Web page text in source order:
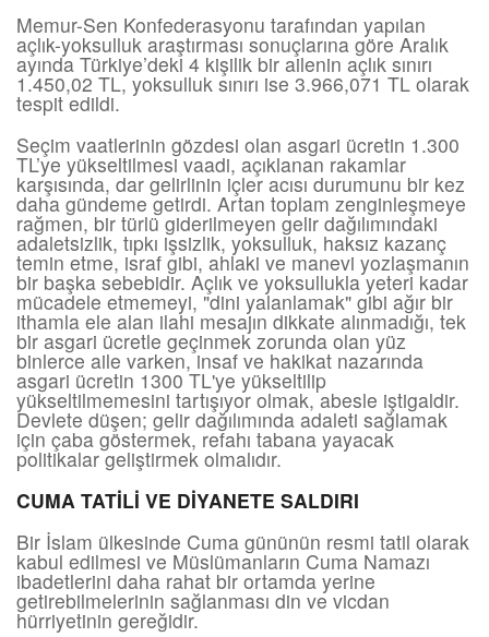
Memur-Sen Konfederasyonu tarafından yapılan
açlık-yoksulluk araştırması sonuçlarına göre Aralık
ayında Türkiye’deki 4 kişilik bir ailenin açlık sınırı
1.450,02 TL, yoksulluk sınırı ise 3.966,071 TL olarak
tespit edildi.
Seçim vaatlerinin gözdesi olan asgari ücretin 1.300
TL’ye yükseltilmesi vaadi, açıklanan rakamlar
karşısında, dar gelirlinin içler acısı durumunu bir kez
daha gündeme getirdi. Artan toplam zenginleşmeye
rağmen, bir türlü giderilmeyen gelir dağılımındaki
adaletsizlik, tıpkı işsizlik, yoksulluk, haksız kazanç
temin etme, israf gibi, ahlaki ve manevi yozlaşmanın
bir başka sebebidir. Açlık ve yoksullukla yeteri kadar
mücadele etmemeyi, "dini yalanlamak" gibi ağır bir
ithamla ele alan ilahi mesajın dikkate alınmadığı, tek
bir asgari ücretle geçinmek zorunda olan yüz
binlerce aile varken, insaf ve hakikat nazarında
asgari ücretin 1300 TL'ye yükseltilip
yükseltilmemesini tartışıyor olmak, abesle iştigaldir.
Devlete düşen; gelir dağılımında adaleti sağlamak
için çaba göstermek, refahı tabana yayacak
politikalar geliştirmek olmalıdır.
CUMA TATİLİ VE DİYANETE SALDIRI
Bir İslam ülkesinde Cuma gününün resmi tatil olarak
kabul edilmesi ve Müslümanların Cuma Namazı
ibadetlerini daha rahat bir ortamda yerine
getirebilmelerinin sağlanması din ve vicdan
hürriyetinin gereğidir.